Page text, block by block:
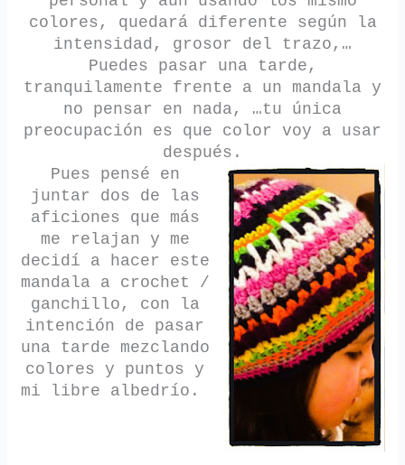
colores, quedará diferente según la
intensidad, grosor del trazo,…
Puedes pasar una tarde,
tranquilamente frente a un mandala y
no pensar en nada, …tu única
preocupación es que color voy a usar
después.
Pues pensé en
juntar dos de las
aficiones que más
me relajan y me
decidí a hacer este
mandala a crochet /
ganchillo, con la
intención de pasar
una tarde mezclando
colores y puntos y
mi libre albedrío.